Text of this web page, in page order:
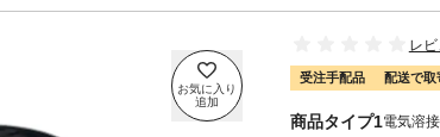
レビ
受注手配品 配送で取
商品タイプ1電気溶